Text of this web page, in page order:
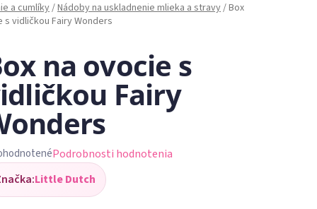
a cumlíky/Nádoby na uskladnenie mlieka a stravy/Box
s vidličkou Fairy Wonders
na ovocie s
Fairy
Podrobnosti hodnotenia
Little Dutch